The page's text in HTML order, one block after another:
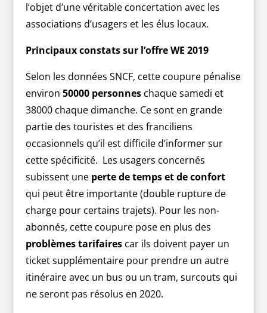
l’objet d’une véritable concertation avec les
associations d’usagers et les élus locaux.
Principaux constats sur l’offre WE 2019
Selon les données SNCF, cette coupure pénalise
environ 50000 personneschaque samedi et
38000 chaque dimanche. Ce sont en grande
partie des touristes et des franciliens
occasionnels qu’il est difficile d’informer sur
cette spécificité. Les usagers concernés
subissent une perte de temps et de confort
qui peut être importante (double rupture de
charge pour certains trajets). Pour les non-
abonnés, cette coupure pose en plus des
problèmes tarifairescar ils doivent payer un
ticket supplémentaire pour prendre un autre
itinéraire avec un bus ou un tram, surcouts qui
ne seront pas résolus en 2020.